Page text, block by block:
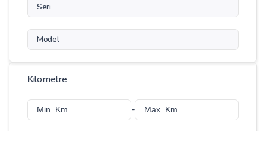
Seri
Model
Kilometre
-